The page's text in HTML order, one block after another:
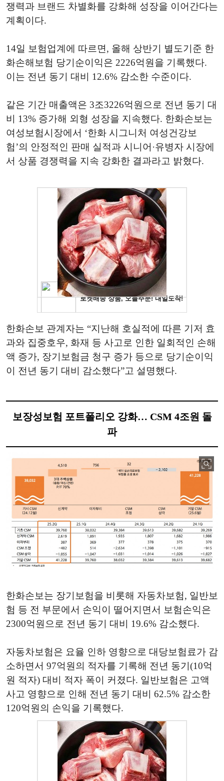
쟁력과 브랜드 차별화를 강화해 성장을 이어간다는
계획이다.
14일 보험업계에 따르면, 올해 상반기 별도기준 한
화손해보험 당기순이익은 2226억원을 기록했다.
이는 전년 동기 대비 12.6% 감소한 수준이다.
같은 기간 매출액은 3조3226억원으로 전년 동기 대
비 13% 증가해 외형 성장을 지속했다. 한화손보는
여성보험시장에서 ‘한화 시그니처 여성건강보
험’의 안정적인 판매 실적과 시니어·유병자 시장에
서 상품 경쟁력을 지속 강화한 결과라고 밝혔다.
한화손보 관계자는 “지난해 호실적에 따른 기저 효
과와 집중호우, 화재 등 사고로 인한 일회적인 손해
액 증가, 장기보험금 청구 증가 등으로 당기순이익
이 전년 동기 대비 감소했다”고 설명했다.
보장성보험 포트폴리오 강화… CSM 4조원 돌
파
한화손보는 장기보험을 비롯해 자동차보험, 일반보
험 등 전 부문에서 손익이 떨어지면서 보험손익은
2300억원으로 전년 동기 대비 19.6% 감소했다.
자동차보험은 요율 인하 영향으로 대당보험료가 감
소하면서 97억원의 적자를 기록해 전년 동기(10억
원 적자) 대비 적자 폭이 커졌다. 일반보험은 고액
사고 영향으로 인해 전년 동기 대비 62.5% 감소한
120억원의 손익을 기록했다.